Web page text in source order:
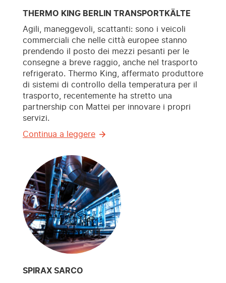
THERMO KING BERLIN TRANSPORTKÄLTE
Agili, maneggevoli, scattanti: sono i veicoli
commerciali che nelle città europee stanno
prendendo il posto dei mezzi pesanti per le
consegne a breve raggio, anche nel trasporto
refrigerato. Thermo King, affermato produttore
di sistemi di controllo della temperatura per il
trasporto, recentemente ha stretto una
partnership con Mattei per innovare i propri
servizi.
Continua a leggere
SPIRAX SARCO